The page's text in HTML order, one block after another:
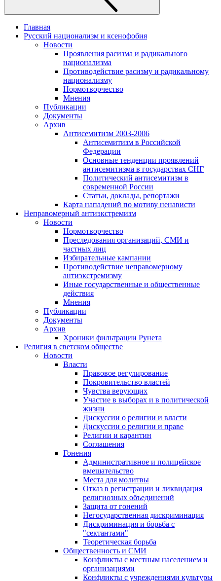
Главная
Русский национализм и ксенофобия
Новости
Проявления расизма и радикального
национализма
Противодействие расизму и радикальному
национализму
Нормотворчество
Мнения
Публикации
Документы
Архив
Антисемитизм 2003-2006
Антисемитизм в Российской
Федерации
Основные тенденции проявлений
антисемитизма в государствах СНГ
Политический антисемитизм в
современной России
Статьи, доклады, репортажи
Карта нападений по мотиву ненависти
Неправомерный антиэкстремизм
Новости
Нормотворчество
Преследования организаций, СМИ и
частных лиц
Избирательные кампании
Противодействие неправомерному
антиэкстремизму
Иные государственные и общественные
действия
Мнения
Публикации
Документы
Архив
Хроники фильтрации Рунета
Религия в светском обществе
Новости
Власти
Правовое регулирование
Покровительство властей
Чувства верующих
Участие в выборах и в политической
жизни
Дискуссии о религии и власти
Дискуссии о религии и праве
Религии и карантин
Соглашения
Гонения
Административное и полицейское
вмешательство
Места для молитвы
Отказ в регистрации и ликвидация
религиозных объединений
Защита от гонений
Негосударственная дискриминация
Дискриминация и борьба с
"сектантами"
Теоретическая борьба
Общественность и СМИ
Конфликты с местным населением и
организациями
Конфликты с учреждениями культуры